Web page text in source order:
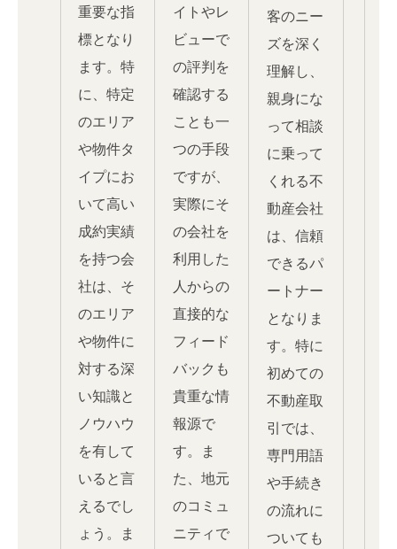
重要な指
標となり
ます。特
に、特定
のエリア
や物件タ
イプにお
いて高い
成約実績
を持つ会
社は、そ
のエリア
や物件に
対する深
い知識と
ノウハウ
を有して
いると言
えるでし
ょう。ま
イトやレ
ビューで
の評判を
確認する
ことも一
つの手段
ですが、
実際にそ
の会社を
利用した
人からの
直接的な
フィード
バックも
貴重な情
報源で
す。ま
た、地元
のコミュ
ニティで
客のニー
ズを深く
理解し、
親身にな
って相談
に乗って
くれる不
動産会社
は、信頼
できるパ
ートナー
となりま
す。特に
初めての
不動産取
引では、
専門用語
や手続き
の流れに
ついても